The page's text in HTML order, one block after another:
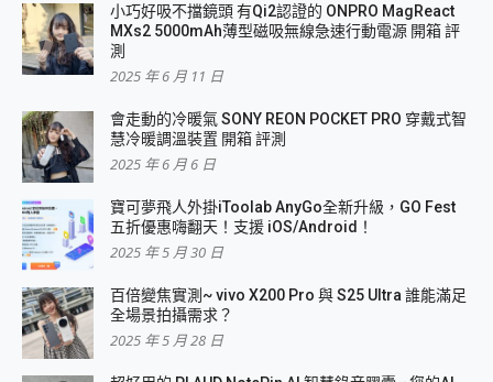
小巧好吸不擋鏡頭 有Qi2認證的 ONPRO MagReact
MXs2 5000mAh薄型磁吸無線急速行動電源 開箱 評
測
2025 年 6 月 11 日
會走動的冷暖氣 SONY REON POCKET PRO 穿戴式智
慧冷暖調溫裝置 開箱 評測
2025 年 6 月 6 日
寶可夢飛人外掛iToolab AnyGo全新升級，GO Fest
五折優惠嗨翻天！支援 iOS/Android！
2025 年 5 月 30 日
百倍變焦實測~ vivo X200 Pro 與 S25 Ultra 誰能滿足
全場景拍攝需求？
2025 年 5 月 28 日